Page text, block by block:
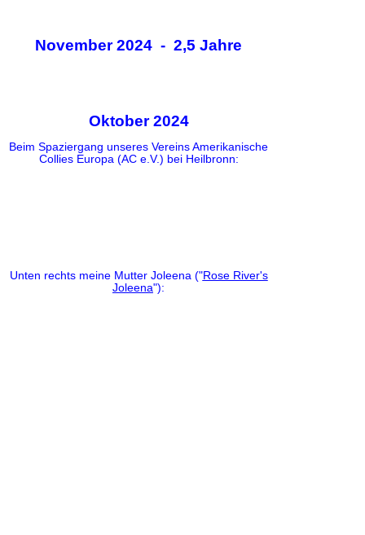
November 2024 - 2,5 Jahre
Oktober 2024
Beim Spaziergang unseres Vereins Amerikanische
Collies Europa (AC e.V.) bei Heilbronn:
Unten rechts meine Mutter Joleena ("Rose River's
Joleena"):